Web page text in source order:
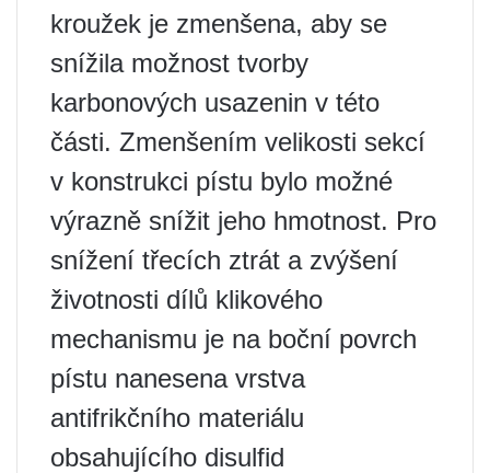
kroužek je zmenšena, aby se
snížila možnost tvorby
karbonových usazenin v této
části. Zmenšením velikosti sekcí
v konstrukci pístu bylo možné
výrazně snížit jeho hmotnost. Pro
snížení třecích ztrát a zvýšení
životnosti dílů klikového
mechanismu je na boční povrch
pístu nanesena vrstva
antifrikčního materiálu
obsahujícího disulfid